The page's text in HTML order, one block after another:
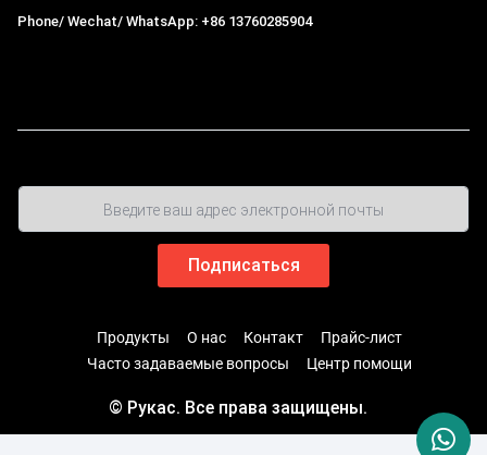
Phone/ Wechat/ WhatsApp: +86 13760285904
Продукты О нас Контакт
Прайс-лист
Часто задаваемые вопросы
Центр помощи
© Рукас. Все права защищены.